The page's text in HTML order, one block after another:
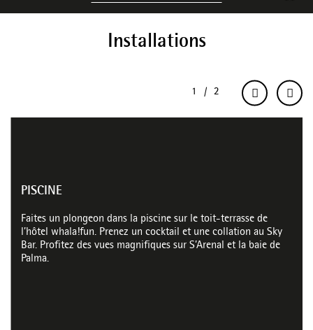
Installations
PISCINE
Faites un plongeon dans la piscine sur le toit-terrasse de
l’hôtel whala!fun. Prenez un cocktail et une collation au Sky
Bar. Profitez des vues magnifiques sur S’Arenal et la baie de
Palma.